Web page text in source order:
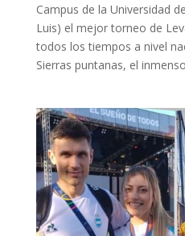
Campus de la Universidad
Luis) el mejor torneo de
todos los tiempos a nivel
Sierras puntanas, el